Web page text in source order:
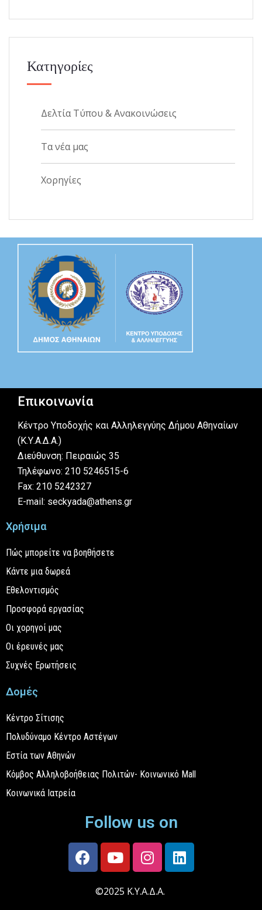
Κατηγορίες
Δελτία Τύπου & Ανακοινώσεις
Τα νέα μας
Χορηγίες
Επικοινωνία
Κέντρο Υποδοχής και Αλληλεγγύης Δήμου Αθηναίων
(Κ.Υ.Α.Δ.Α.)
Διεύθυνση: Πειραιώς 35
Τηλέφωνο: 210 5246515-6
Fax: 210 5242327
E-mail: seckyada@athens.gr
Χρήσιμα
Πώς μπορείτε να βοηθήσετε
Κάντε μια δωρεά
Εθελοντισμός
Προσφορά εργασίας
Οι χορηγοί μας
Οι έρευνές μας
Συχνές Ερωτήσεις
Δομές
Κέντρο Σίτισης
Πολυδύναμο Κέντρο Αστέγων
Εστία των Αθηνών
Κόμβος Αλληλοβοήθειας Πολιτών- Κοινωνικό Mall
Κοινωνικά Ιατρεία
Follow us on
©2025 Κ.Υ.Α.Δ.Α.